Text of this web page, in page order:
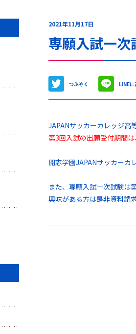
2021年11月17日
専願入試一次
つぶやく LINEに
JAPANサッカーカレッジ高
第3回入試の出願受付期間は
開志学園JAPANサッカーカ
また、専願入試一次試験は
興味がある方は是非資料請